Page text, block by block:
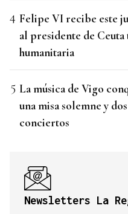
Felipe VI recibe este
al presidente de Ceuta
humanitaria
La música de Vigo
una misa solemne y
conciertos
Newsletters La